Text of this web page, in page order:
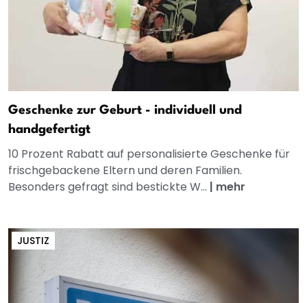
Geschenke zur Geburt - individuell und
handgefertigt
10 Prozent Rabatt auf personalisierte Geschenke für
frischgebackene Eltern und deren Familien.
Besonders gefragt sind bestickte W... | mehr
JUSTIZ